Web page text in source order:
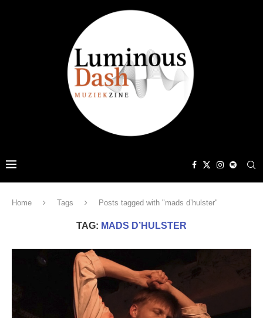
Home Tags Posts tagged with "mads d’hulster"
TAG: MADS D’HULSTER